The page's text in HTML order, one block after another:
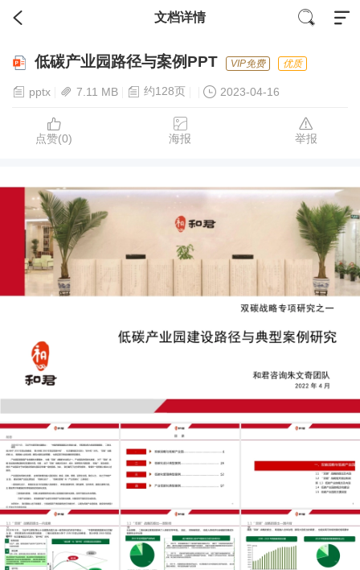
文档详情
低碳产业园路径与案例PPT VIP免费 优质
pptx 7.11 MB 约128页 2023-04-16
点赞(0) 海报 举报